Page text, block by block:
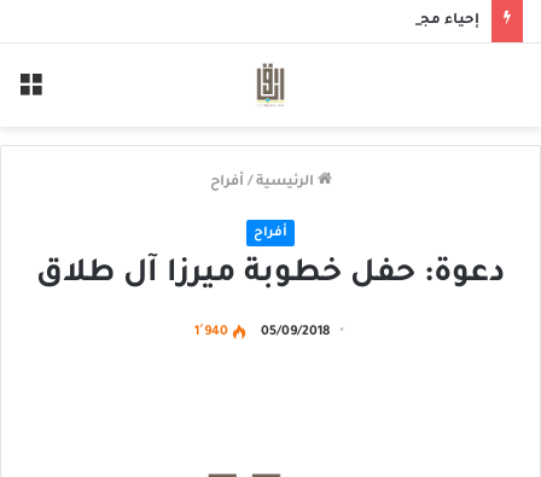
إحياء مجلس حسيني بمأتم الحاج أحمد منصور الخميس
الرئيسية / أفراح
أفراح
دعوة: حفل خطوبة ميرزا آل طلاق
05/09/2018 1٬940